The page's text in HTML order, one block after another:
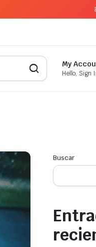
My
Hello, Sign
Buscar